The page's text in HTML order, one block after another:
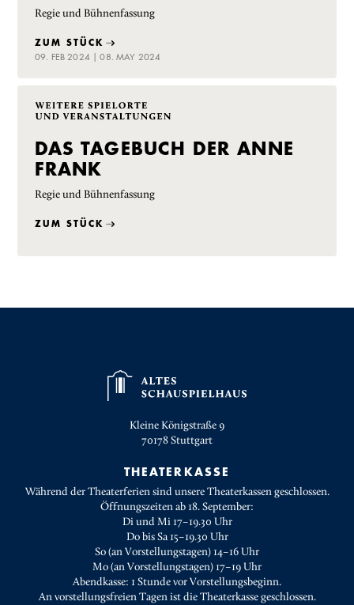
Regie und Bühnenfassung
ZUM STÜCK
09. FEB 2024 | 08. MAY 2024
DAS TAGEBUCH DER ANNE
FRANK
Regie und Bühnenfassung
ZUM STÜCK
Kleine Königstraße 9
70178Stuttgart
THEATERKASSE
Während der Theaterferien sind unsere Theaterkassen geschlossen.
Öffnungszeiten ab 18. September:
Di und Mi 17–19.30 Uhr
Do bis Sa 15–19.30 Uhr
So (an Vorstellungstagen) 14–16 Uhr
Mo (an Vorstellungstagen) 17–19 Uhr
Abendkasse: 1 Stunde vor Vorstellungsbeginn.
An vorstellungsfreien Tagen ist die Theaterkasse geschlossen.